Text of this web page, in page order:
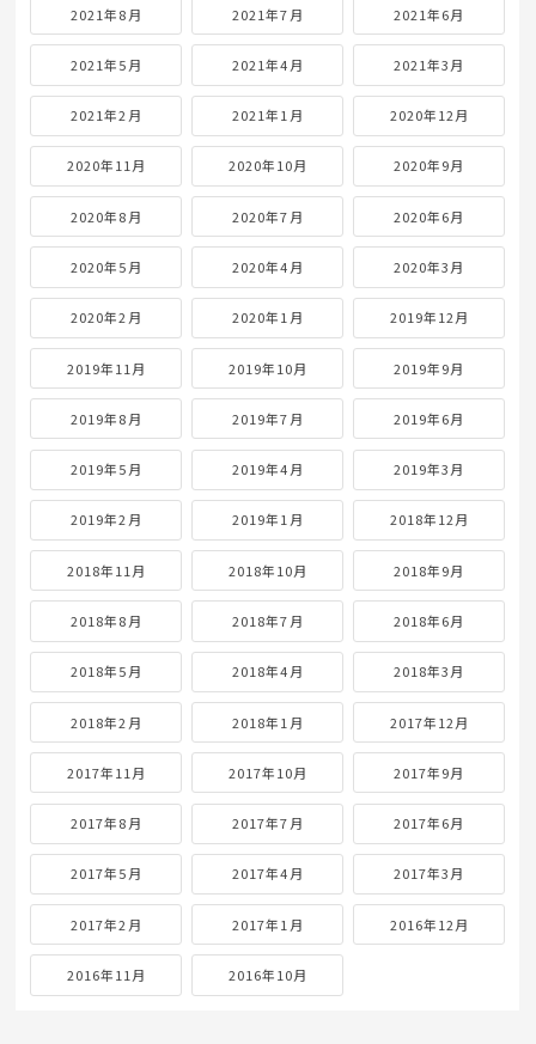
2021年8月 2021年7月 2021年6月
2021年5月 2021年4月 2021年3月
2021年2月 2021年1月 2020年12月
2020年11月 2020年10月 2020年9月
2020年8月 2020年7月 2020年6月
2020年5月 2020年4月 2020年3月
2020年2月 2020年1月 2019年12月
2019年11月 2019年10月 2019年9月
2019年8月 2019年7月 2019年6月
2019年5月 2019年4月 2019年3月
2019年2月 2019年1月 2018年12月
2018年11月 2018年10月 2018年9月
2018年8月 2018年7月 2018年6月
2018年5月 2018年4月 2018年3月
2018年2月 2018年1月 2017年12月
2017年11月 2017年10月 2017年9月
2017年8月 2017年7月 2017年6月
2017年5月 2017年4月 2017年3月
2017年2月 2017年1月 2016年12月
2016年11月 2016年10月